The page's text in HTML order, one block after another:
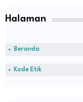
Halaman
Beranda
Kode Etik